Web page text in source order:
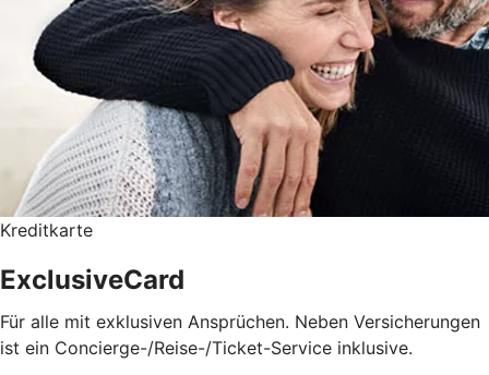
Kreditkarte
ExclusiveCard
Für alle mit exklusiven Ansprüchen. Neben Versicherungen
ist ein Concierge-/Reise-/Ticket-Service inklusive.